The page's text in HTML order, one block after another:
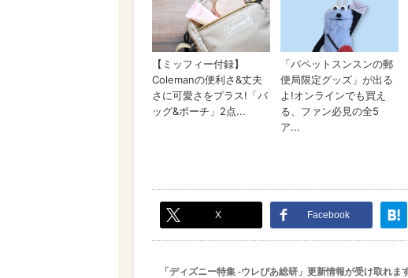
X Facebook
「ディズニー特集 -ウレぴあ総研」更新情報が受け取れま